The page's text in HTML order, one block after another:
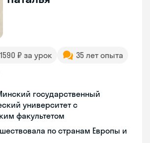
₽ за урок
35 лет опыта
государственный
университет с
факультетом
по странам Европы и